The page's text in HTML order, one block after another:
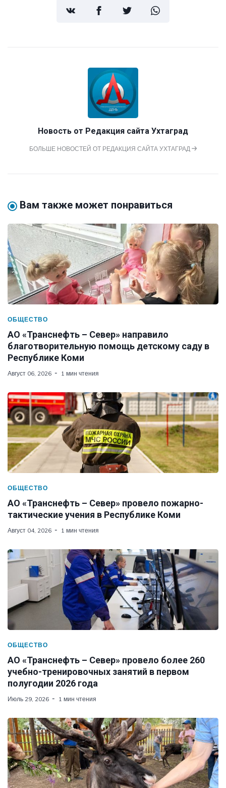
Новость от Редакция сайта Ухтаград
БОЛЬШЕ НОВОСТЕЙ ОТ РЕДАКЦИЯ САЙТА УХТАГРАД
Вам также может понравиться
ОБЩЕСТВО
АО «Транснефть – Север» направило
благотворительную помощь детскому саду в
Республике Коми
Август 06, 2026 1 мин чтения
ОБЩЕСТВО
АО «Транснефть – Север» провело пожарно-
тактические учения в Республике Коми
Август 04, 2026 1 мин чтения
ОБЩЕСТВО
АО «Транснефть – Север» провело более 260
учебно-тренировочных занятий в первом
полугодии 2026 года
Июль 29, 2026 1 мин чтения